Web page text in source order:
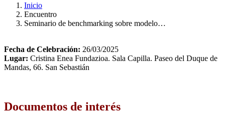
Inicio
Encuentro
Seminario de benchmarking sobre modelo…
Fecha de Celebración: 26/03/2025
Lugar: Cristina Enea Fundazioa. Sala Capilla. Paseo del Duque de
Mandas, 66. San Sebastián
Documentos de interés